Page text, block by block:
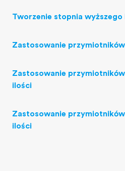
Tworzenie stopnia wyższego
Zastosowanie
Zastosowanie przymiotników
ilości
Zastosowanie przymiotników
ilości